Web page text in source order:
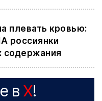
плевать кровью:
россиянки
содержания
в X!